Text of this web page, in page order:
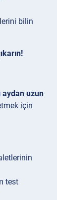
bilin
aydan uzun
için
test